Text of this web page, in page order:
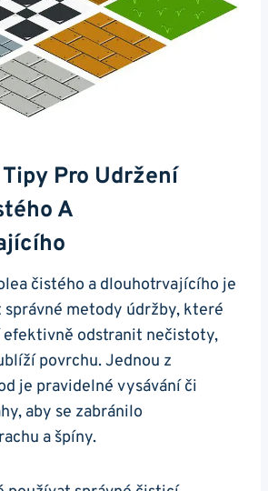
Pro Udržení
A
čistého a dlouhotrvajícího je
metody údržby, které
efektivně odstranit nečistoty,
povrchu. Jednou z
je pravidelné vysávání či
aby se zabránilo
a špíny.